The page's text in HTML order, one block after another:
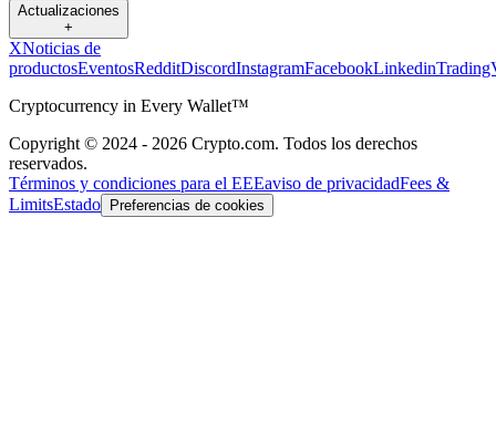
Actualizaciones
+
XNoticias de
productosEventosRedditDiscordInstagramFacebookLinkedin
Cryptocurrency in Every Wallet™
Copyright © 2024 - 2026 Crypto.com. Todos los derechos
reservados.
Términos y condiciones para el EEEaviso de privacidadFees &
LimitsEstado Preferencias de cookies